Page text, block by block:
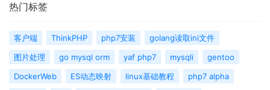
热门标签
客户端 ThinkPHP php7安装
golang读取ini文件
图片处理
go mysql orm yaf php7 mysqli
gentoo
DockerWeb
ES动态映射 linux基础教程
php7 alpha